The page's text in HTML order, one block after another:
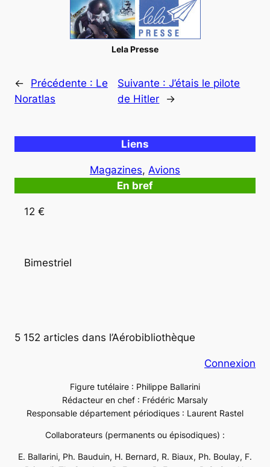
Lela Presse
← Précédente : Le
Noratlas
Suivante :J’étais le pilote
de Hitler
→
Liens
Magazines, Avions
En bref
12 €
Bimestriel
5 152 articles dans l’Aérobibliothèque
Connexion
Figure tutélaire : Philippe Ballarini
Rédacteur en chef : Frédéric Marsaly
Responsable département périodiques : Laurent Rastel
Collaborateurs (permanents ou épisodiques) :
E. Ballarini, Ph. Bauduin, H. Bernard, R. Biaux, Ph. Boulay, F.